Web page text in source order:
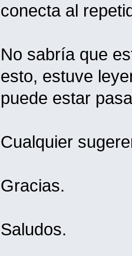
conecta al
No sabría que
esto, estuve
puede estar
Cualquier
Gracias.
Saludos.